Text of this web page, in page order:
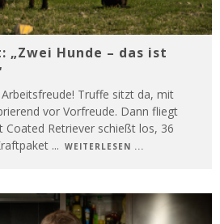
„Zwei Hunde – das ist
Truffe sitzt da, mit
vor Vorfreude. Dann fliegt
Coated Retriever schießt los, 36
... WEITERLESEN ...